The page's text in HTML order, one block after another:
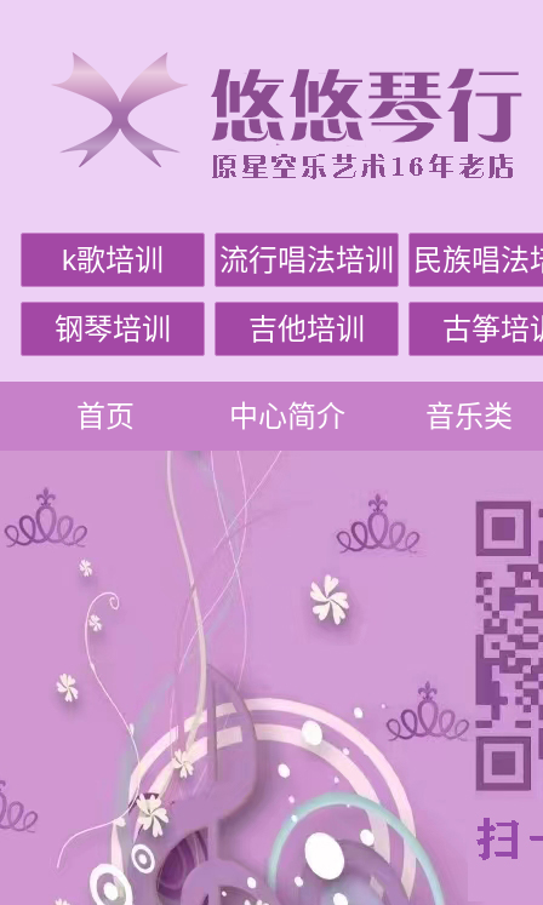
k歌培训 流行唱法培训 民族唱法
钢琴培训 吉他培训 古筝培
首页 中心简介 音乐类